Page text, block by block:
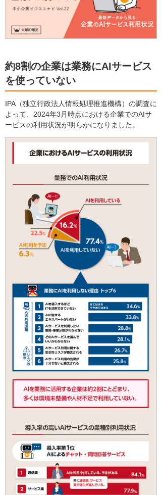
約8割の企業は業務にAIサービス
を使っていない
IPA（独立行政法人情報処理推進機構）の調査に
よって、2024年3月時点における企業でのAIサ
ービスの利用状況が明らかになりました。